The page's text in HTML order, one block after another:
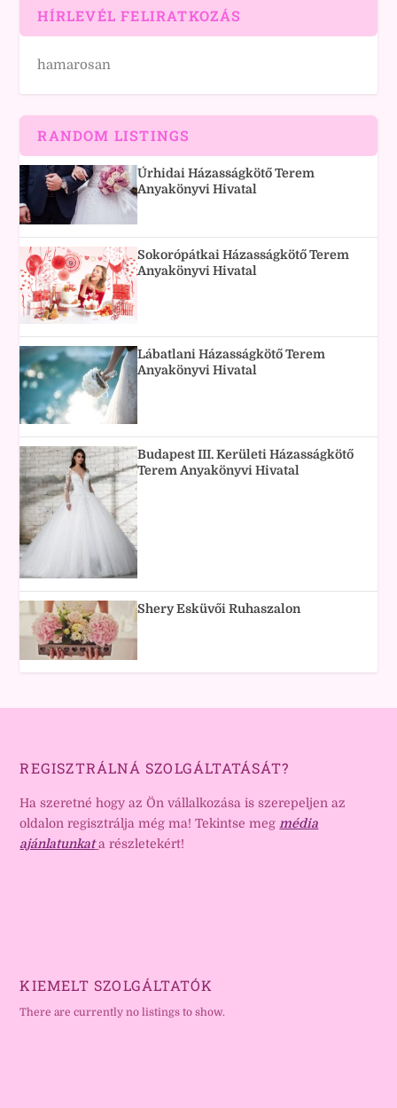
HÍRLEVÉL FELIRATKOZÁS
hamarosan
RANDOM LISTINGS
Úrhidai Házasságkötő Terem
Anyakönyvi Hivatal
Sokorópátkai Házasságkötő Terem
Anyakönyvi Hivatal
Lábatlani Házasságkötő Terem
Anyakönyvi Hivatal
Budapest III. Kerületi Házasságkötő
Terem Anyakönyvi Hivatal
Shery Esküvői Ruhaszalon
REGISZTRÁLNÁ SZOLGÁLTATÁSÁT?
Ha szeretné hogy az Ön vállalkozása is szerepeljen az
oldalon regisztrálja még ma! Tekintse megmédia
ajánlatunkat a részletekért!
KIEMELT SZOLGÁLTATÓK
There are currently no listings to show.